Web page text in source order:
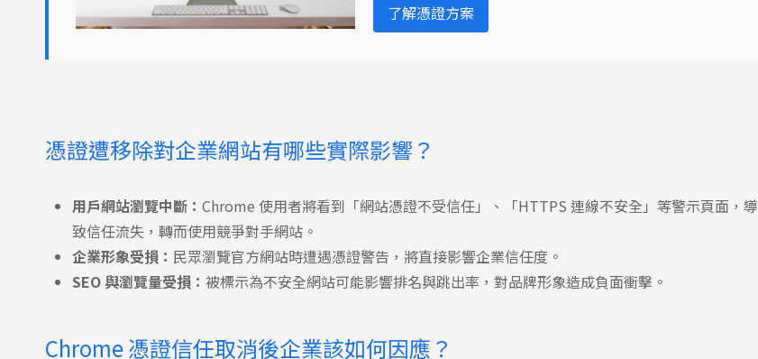
了解憑證方案
憑證遭移除對企業網站有哪些實際影響？
用戶網站瀏覽中斷： Chrome 使用者將看到「網站憑證不受信任」、「HTTPS 連線不安全」等警示頁面，導
致信任流失，轉而使用競爭對手網站。
企業形象受損： 民眾瀏覽官方網站時遭遇憑證警告，將直接影響企業信任度。
SEO 與瀏覽量受損： 被標示為不安全網站可能影響排名與跳出率，對品牌形象造成負面衝擊。
Chrome 憑證信任取消後企業該如何因應？